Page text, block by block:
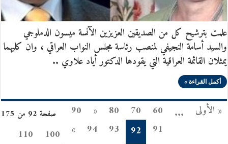
علمت بترشيح كل من الصديقين العزيزين الآنسة ميسون الدملوجي
والسيد أسامة النجيفي لمنصب رئاسة مجلس النواب العراقي ، وان كليهما
يمثلان القائمة العراقية التي يقودها الدكتور أياد علاوي ..
أكمل القراءة »
صفحة 92 من 175 « الأولى ...
60
70
80
«
90
91
92
93
94
»
100
110